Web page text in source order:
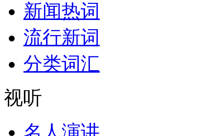
新闻热词
流行新词
分类词汇
视听